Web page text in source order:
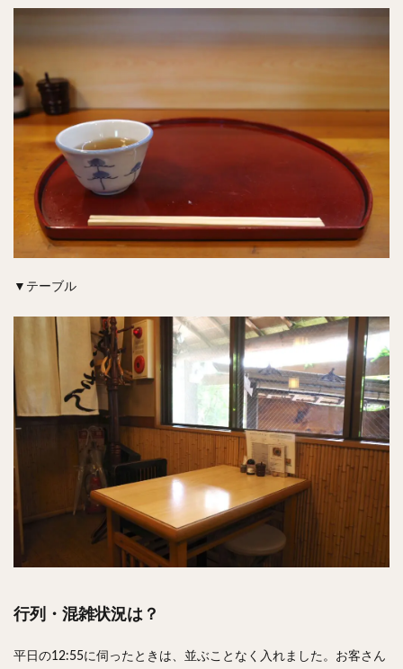
▼テーブル
行列・混雑状況は？
平日の12:55に伺ったときは、並ぶことなく入れました。お客さん